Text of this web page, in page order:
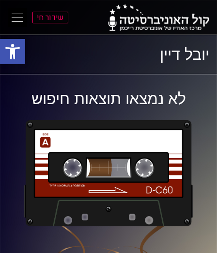
פתח
התפריט
הראשי
התוכן
הראשי
שידור חי
יובל דיין
לא נמצאו תוצאות חיפוש